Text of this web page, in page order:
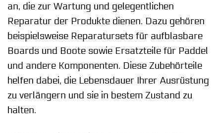
an, die zur Wartung und gelegentlichen
Reparatur der Produkte dienen. Dazu gehören
beispielsweise Reparatursets für aufblasbare
Boards und Boote sowie Ersatzteile für Paddel
und andere Komponenten. Diese Zubehörteile
helfen dabei, die Lebensdauer Ihrer Ausrüstung
zu verlängern und sie in bestem Zustand zu
halten.